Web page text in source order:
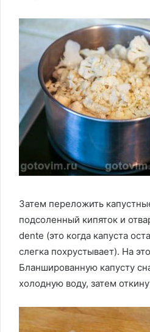
Затем переложить
подсоленный кипяток и
dente (это когда капуста
слегка похрустывает). На
Бланшированную капусту
холодную воду, затем